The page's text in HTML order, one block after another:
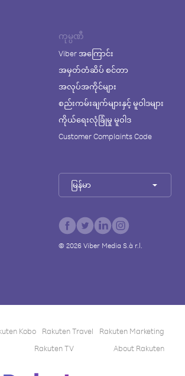
ကုမ္ပဏီ
Viber အကြောင်း
အမှတ်တံဆိပ် စင်တာ
အလုပ်အကိုင်များ
စည်းကမ်းချက်များနှင့် မူဝါဒများ
ကိုယ်ရေးလုံခြုံမှု မူဝါဒ
Customer Complaints Code
မြန်မာ
© 2026Viber Media S.à r.l.
Kobo Rakuten Travel
Rakuten Marketing
Rakuten TV About Rakuten